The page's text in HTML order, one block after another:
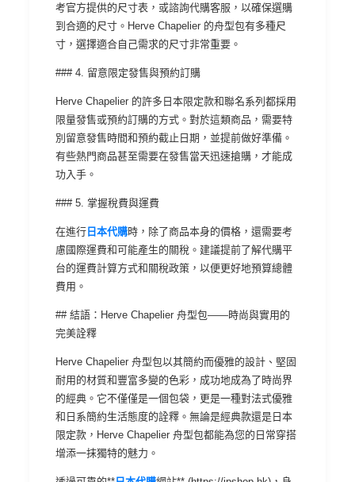
考官方提供的尺寸表，或諮詢代購客服，以確保選購
到合適的尺寸。Herve Chapelier 的舟型包有多種尺
寸，選擇適合自己需求的尺寸非常重要。
### 4. 留意限定發售與預約訂購
Herve Chapelier 的許多日本限定款和聯名系列都採用
限量發售或預約訂購的方式。對於這類商品，需要特
別留意發售時間和預約截止日期，並提前做好準備。
有些熱門商品甚至需要在發售當天迅速搶購，才能成
功入手。
### 5. 掌握稅費與運費
在進行日本代購時，除了商品本身的價格，還需要考
慮國際運費和可能產生的關稅。建議提前了解代購平
台的運費計算方式和關稅政策，以便更好地預算總體
費用。
## 結語：Herve Chapelier 舟型包——時尚與實用的
完美詮釋
Herve Chapelier 舟型包以其簡約而優雅的設計、堅固
耐用的材質和豐富多變的色彩，成功地成為了時尚界
的經典。它不僅僅是一個包袋，更是一種對法式優雅
和日系簡約生活態度的詮釋。無論是經典款還是日本
限定款，Herve Chapelier 舟型包都能為您的日常穿搭
增添一抹獨特的魅力。